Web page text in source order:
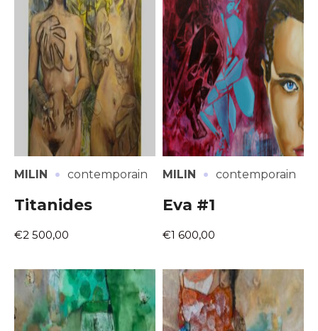
MILIN · contemporain
Titanides
€2 500,00
MILIN · contemporain
Eva #1
€1 600,00